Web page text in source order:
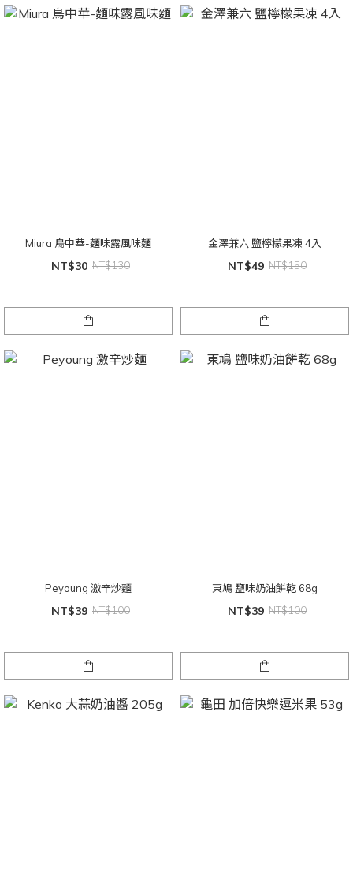
Miura 鳥中華-麵味露風味麵
NT$30 NT$130
金澤兼六 鹽檸檬果凍 4入
NT$49 NT$150
Peyoung 激辛炒麵
NT$39 NT$100
東鳩 鹽味奶油餅乾 68g
NT$39 NT$100